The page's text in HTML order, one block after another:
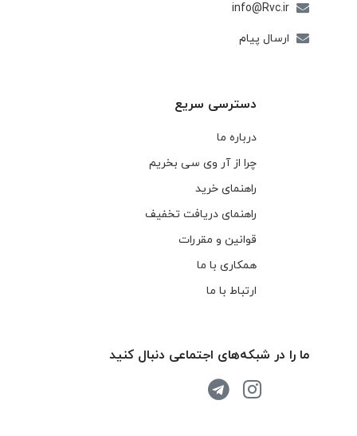
info@Rvc.ir
ارسال پیام
دسترسی سریع
درباره ما
چرا از آر وی سی بخریم
راهنمای خرید
راهنمای دریافت تخفیف
قوانین و مقررات
همکاری با ما
ارتباط با ما
ما را در شبکه‌های اجتماعی دنبال کنید